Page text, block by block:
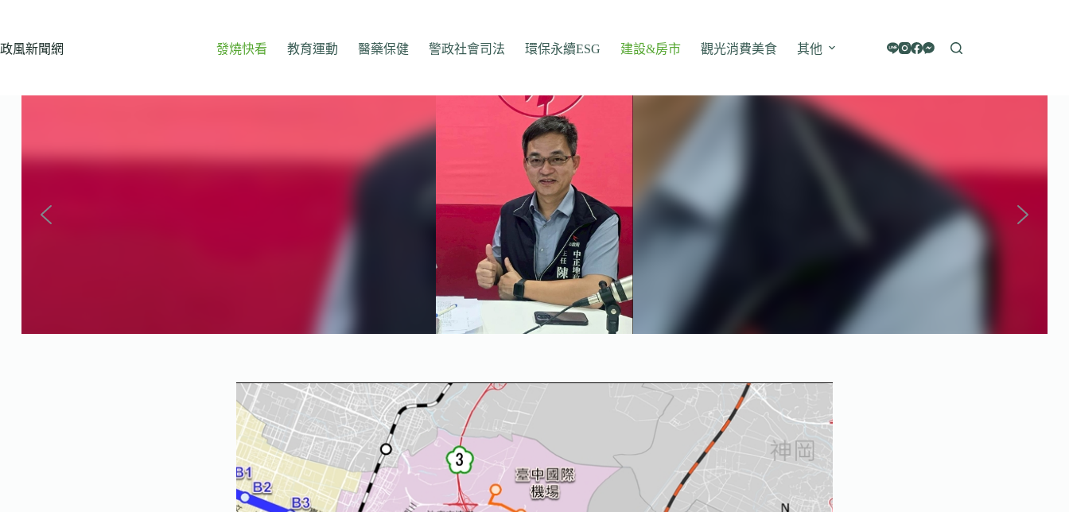
主
政風新聞網 發燒快看 教育運動 醫藥保健 警政社會司法 環保永續ESG 建設&房市 觀光消費美食 其他